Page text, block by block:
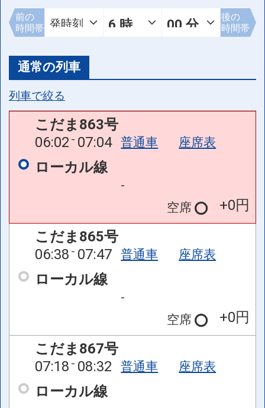
前の
時間帯
後の
時間帯
通常の列車
列車で絞る
こだま863号
06:02 07:04 普通車 座席表
ローカル線
-
空席
+0円
こだま865号
06:38 07:47 普通車 座席表
ローカル線
-
空席
+0円
こだま867号
07:18 08:32 普通車 座席表
ローカル線